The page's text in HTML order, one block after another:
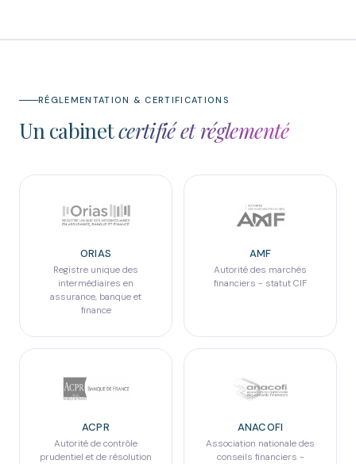
RÉGLEMENTATION & CERTIFICATIONS
Un cabinetcertifié et réglementé
ORIAS
Registre unique des
intermédiaires en
assurance, banque et
finance
AMF
Autorité des marchés
financiers - statut CIF
ACPR
Autorité de contrôle
prudentiel et de résolution
ANACOFI
Association nationale des
conseils financiers -